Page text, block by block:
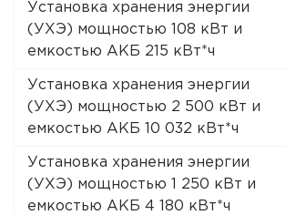
Установка хранения энергии
(УХЭ) мощностью 108 кВт и
емкостью АКБ 215 кВт*ч
Установка хранения энергии
(УХЭ) мощностью 2 500 кВт и
емкостью АКБ 10 032 кВт*ч
Установка хранения энергии
(УХЭ) мощностью 1 250 кВт и
емкостью АКБ 4 180 кВт*ч